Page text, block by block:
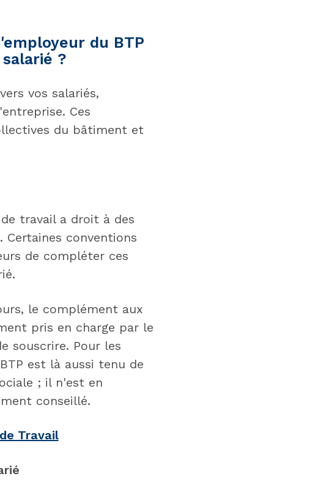
du BTP
?
vos salariés,
Ces
du bâtiment et
travail a droit à des
Certaines conventions
de compléter ces
le complément aux
pris en charge par le
souscrire. Pour les
est là aussi tenu de
; il n'est en
conseillé.
Travail